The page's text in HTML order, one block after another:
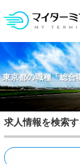
東京都の職種「総合
求人情報を検索